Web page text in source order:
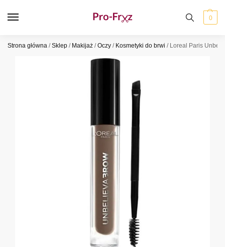
0
Strona główna /Sklep / Makijaż /Oczy / Kosmetyki do brwi / Loreal Paris